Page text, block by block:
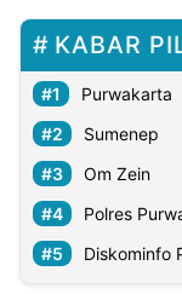
KABAR
Purwakarta
Sumenep
Om Zein
Polres
Diskominfo